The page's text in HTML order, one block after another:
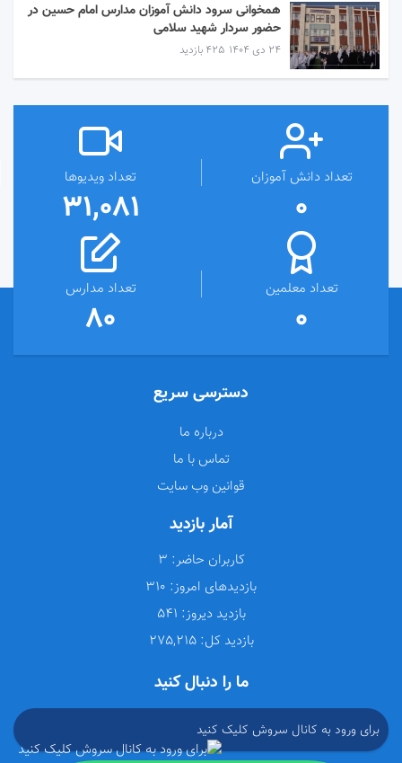
همخوانی سرود دانش آموزان مدارس امام حسین در
حضور سردار شهید سلامی
۲۴ دی ۱۴۰۴ 425 بازدید
تعداد دانش آموزان
0
تعداد ویدیوها
31,081
تعداد معلمین
0
تعداد مدارس
80
دسترسی سریع
درباره ما
تماس با ما
قوانین وب سایت
آمار بازدید
کاربران حاضر:
بازدیدهای امروز:
بازدید دیروز:
بازدید کل: 275,215
ما را دنبال کنید
برای ورود به کانال سروش کلیک کنید